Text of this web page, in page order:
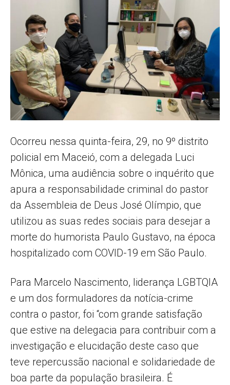
AL
Ocorreu nessa quinta-feira, 29, no 9º distrito
policial em Maceió, com a delegada Luci
Mônica, uma audiência sobre o inquérito que
apura a responsabilidade criminal do pastor
da Assembleia de Deus José Olímpio, que
utilizou as suas redes sociais para desejar a
morte do humorista Paulo Gustavo, na época
hospitalizado com COVID-19 em São Paulo.
Para Marcelo Nascimento, liderança LGBTQIA
e um dos formuladores da notícia-crime
contra o pastor, foi “com grande satisfação
que estive na delegacia para contribuir com a
investigação e elucidação deste caso que
teve repercussão nacional e solidariedade de
boa parte da população brasileira. É